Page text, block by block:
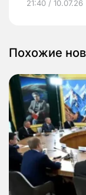
21:40 / 10.07.26
Похожие